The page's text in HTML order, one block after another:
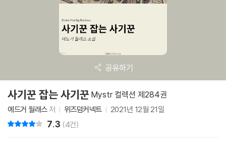
공유하기
사기꾼 잡는 사기꾼 Mystr 컬렉션 제284권
에드거 월래스저 위즈덤커넥트 2021년 12월 21일
7.3 (4건)